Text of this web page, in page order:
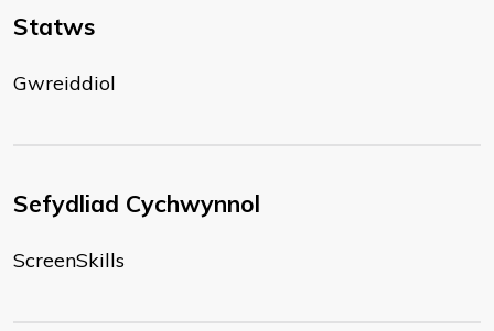
Statws
Gwreiddiol
Sefydliad Cychwynnol
ScreenSkills